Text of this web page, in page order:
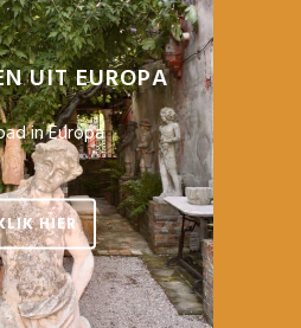
UIT EUROPA
in Europa
HIER